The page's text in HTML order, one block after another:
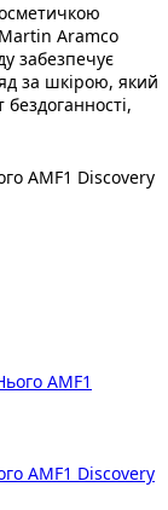
Aramco
забезпечує
за шкірою, який
AMF1 Discovery
AMF1 Discovery